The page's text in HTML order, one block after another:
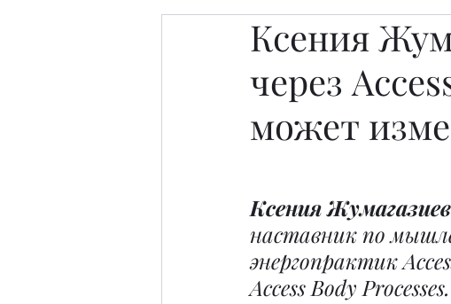
Ксения
через
может
Ксения
наставник по
энергопрактик
Access Body Processes.